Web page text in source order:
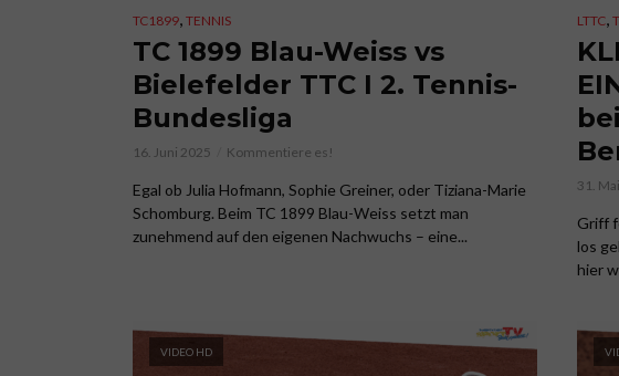
TC1899 TENNIS
TC 1899 Blau-Weiss vs
Bielefelder TTC I 2. Tennis-
Bundesliga
16. Juni 2025 Kommentiere es!
Egal ob Julia Hofmann, Sophie Greiner, oder Tiziana-Marie
Schomburg. Beim TC 1899 Blau-Weiss setzt man
zunehmend auf den eigenen Nachwuchs – eine...
LTTC
31.
Griff
los
hier
VIDEO HD